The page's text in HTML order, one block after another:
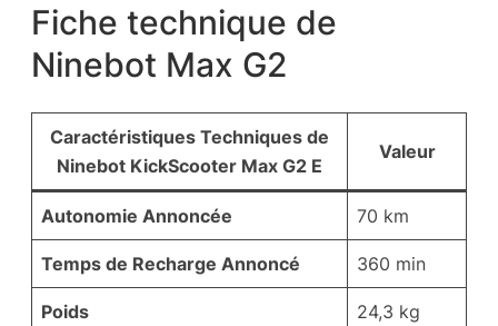
Fiche technique de
Ninebot Max G2
Caractéristiques Techniques de
Ninebot KickScooter Max G2 E
Valeur
Autonomie Annoncée 70 km
Temps de Recharge Annoncé 360 min
Poids 24,3 kg